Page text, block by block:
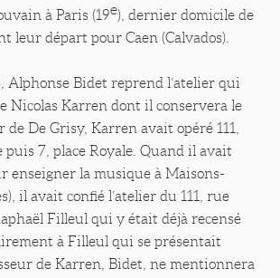
à Paris (19e), dernier domicile de
leur départ pour Caen (Calvados).
Alphonse Bidet reprend l’atelier qui
Nicolas Karren dont il conservera le
de De Grisy, Karren avait opéré 111,
7, place Royale. Quand il avait
enseigner la musique à Maisons-
il avait confié l’atelier du 111, rue
Filleul qui y était déjà recensé
à Filleul qui se présentait
de Karren, Bidet, ne mentionnera